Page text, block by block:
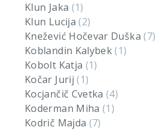
Klun Jaka (1)
Klun Lucija(2)
Knežević Hočevar Duška(7)
Koblandin Kalybek(1)
Kobolt Katja (1)
Kočar Jurij(1)
Kocjančič Cvetka(4)
Koderman Miha(1)
Kodrič Majda (7)